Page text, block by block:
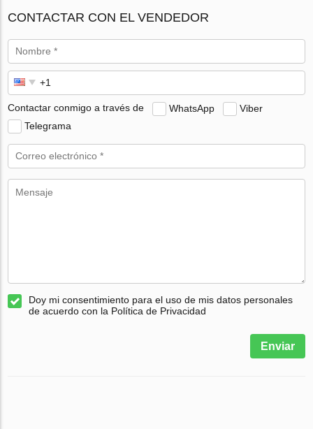
CONTACTAR CON EL VENDEDOR
Contactar conmigo a través de WhatsApp
Viber
Telegrama
Doy mi consentimiento para el uso de mis datos personales
de acuerdo con la Política de Privacidad
Enviar